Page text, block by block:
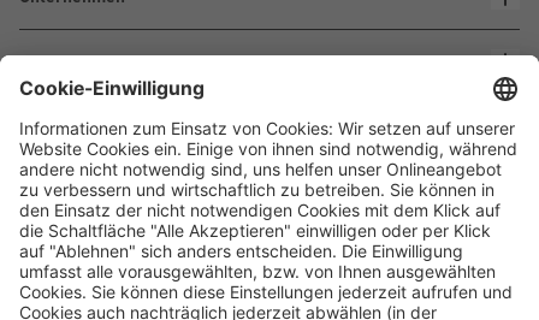
Waskönig+Walter
Kabel-Werk GmbH u. Co. KG
Ostermoorstraße 77